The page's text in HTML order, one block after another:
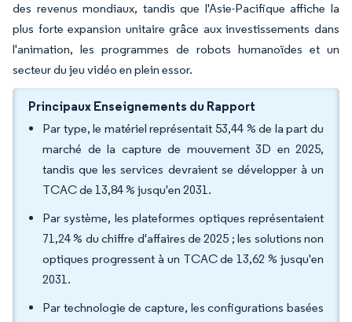
des revenus mondiaux, tandis que l'Asie-Pacifique affiche la
plus forte expansion unitaire grâce aux investissements dans
l'animation, les programmes de robots humanoïdes et un
secteur du jeu vidéo en plein essor.
Principaux Enseignements du Rapport
Par type, le matériel représentait 53,44 % de la part du
marché de la capture de mouvement 3D en 2025,
tandis que les services devraient se développer à un
TCAC de 13,84 % jusqu'en 2031.
Par système, les plateformes optiques représentaient
71,24 % du chiffre d'affaires de 2025 ; les solutions non
optiques progressent à un TCAC de 13,62 % jusqu'en
2031.
Par technologie de capture, les configurations basées